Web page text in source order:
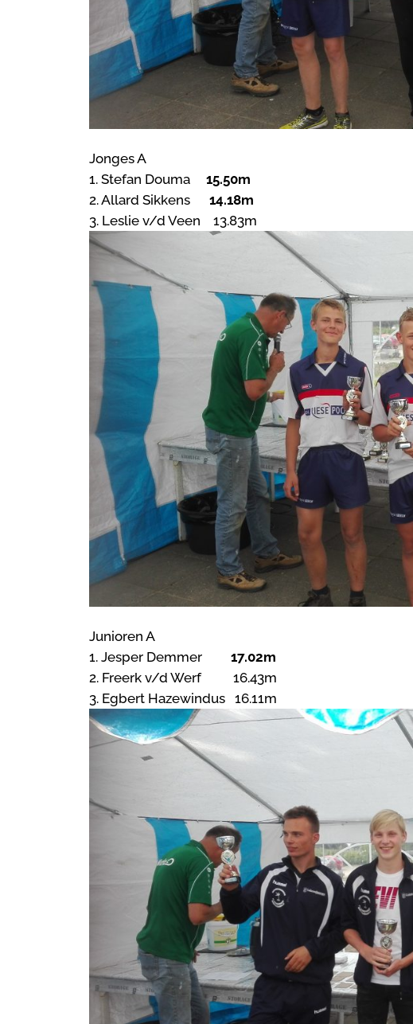
Jonges A
1. Stefan Douma 15.50m
2. Allard Sikkens 14.18m
3. Leslie v/d Veen 13.83m
Junioren A
1. Jesper Demmer 17.02m
2. Freerk v/d Werf 16.43m
3. Egbert Hazewindus 16.11m